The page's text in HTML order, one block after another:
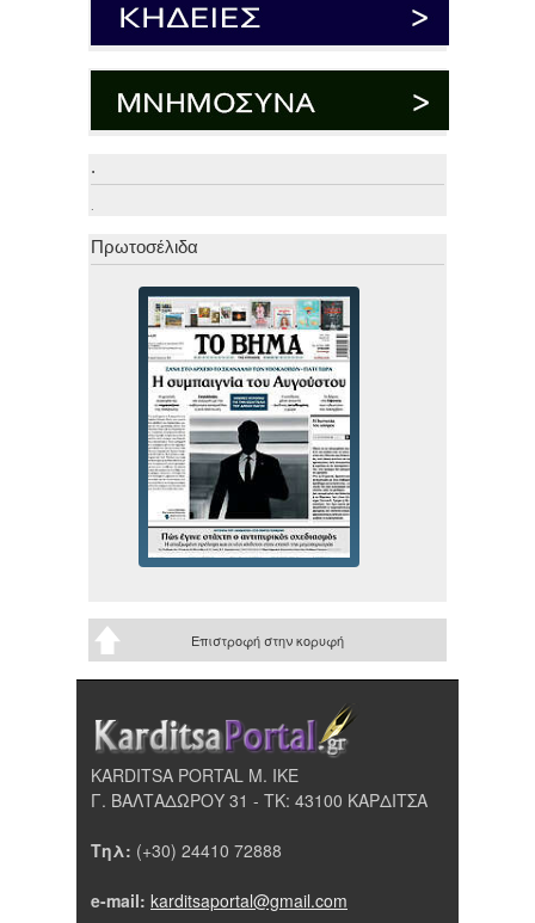
.
.
Πρωτοσέλιδα
Επιστροφή στην κορυφή
KARDITSA PORTAL Μ. ΙΚΕ
Γ. ΒΑΛΤΑΔΩΡΟΥ 31 - ΤΚ: 43100 ΚΑΡΔΙΤΣΑ
Τηλ: (+30) 24410 72888
e-mail: karditsaportal@gmail.com